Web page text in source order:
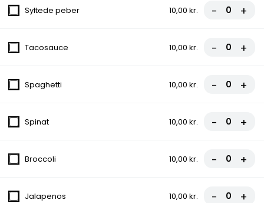
Tomat, Ost, Løg, Kødsauce
Tomat, Ost, Skinke, Bacon, Cocktailpølser
Tomat, Ost, Kylling, Dressing, Salat
Syltede peber 10,00 kr. - +
Tacosauce 10,00 kr. - +
Spaghetti 10,00 kr. - +
Spinat 10,00 kr. - +
Broccoli 10,00 kr. - +
Jalapenos 10,00 kr. - +